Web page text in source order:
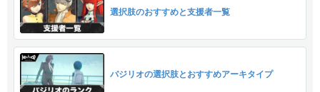
選択肢のおすすめと支援者一覧
バジリオの選択肢とおすすめアーキタイプ